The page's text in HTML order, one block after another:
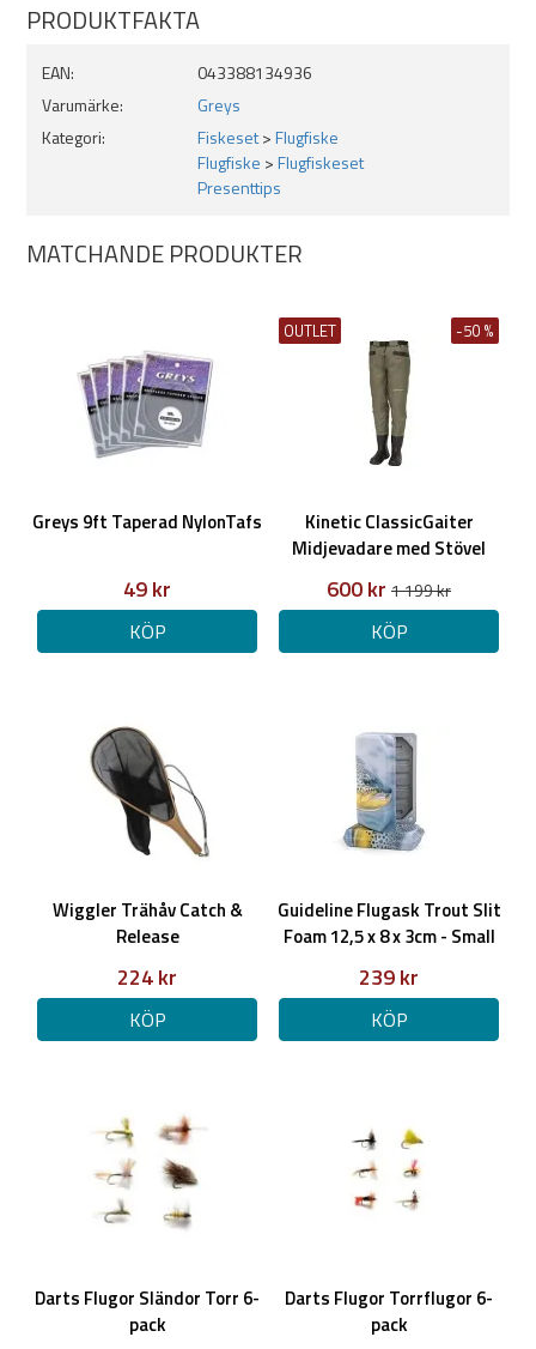
PRODUKTFAKTA
EAN:
043388134936
Varumärke:
Greys
Kategori:
Fiskeset>Flugfiske
Flugfiske >Flugfiskeset
Presenttips
MATCHANDE PRODUKTER
Greys 9ft Taperad NylonTafs
49 kr
KÖP
OUTLET -50 %
Kinetic ClassicGaiter
Midjevadare med Stövel
600 kr 1 199 kr
KÖP
Wiggler Trähåv Catch &
Release
224 kr
KÖP
Guideline Flugask Trout Slit
Foam 12,5 x 8 x 3cm - Small
239 kr
KÖP
Darts Flugor Sländor Torr 6-
pack
Darts Flugor Torrflugor 6-
pack